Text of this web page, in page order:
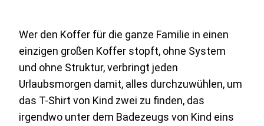
Wer den Koffer für die ganze Familie in einen
einzigen großen Koffer stopft, ohne System
und ohne Struktur, verbringt jeden
Urlaubsmorgen damit, alles durchzuwühlen, um
das T-Shirt von Kind zwei zu finden, das
irgendwo unter dem Badezeugs von Kind eins